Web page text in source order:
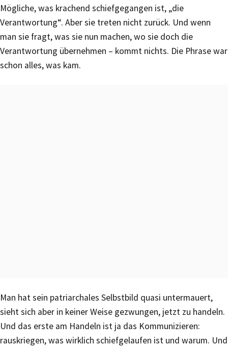
Mögliche, was krachend schiefgegangen ist, „die
Verantwortung“. Aber sie treten nicht zurück. Und wenn
man sie fragt, was sie nun machen, wo sie doch die
Verantwortung übernehmen – kommt nichts. Die Phrase war
schon alles, was kam.
Man hat sein patriarchales Selbstbild quasi untermauert,
sieht sich aber in keiner Weise gezwungen, jetzt zu handeln.
Und das erste am Handeln ist ja das Kommunizieren:
rauskriegen, was wirklich schiefgelaufen ist und warum. Und